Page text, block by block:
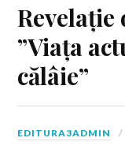
”Viața
călâie”
EDITURA3ADMIN